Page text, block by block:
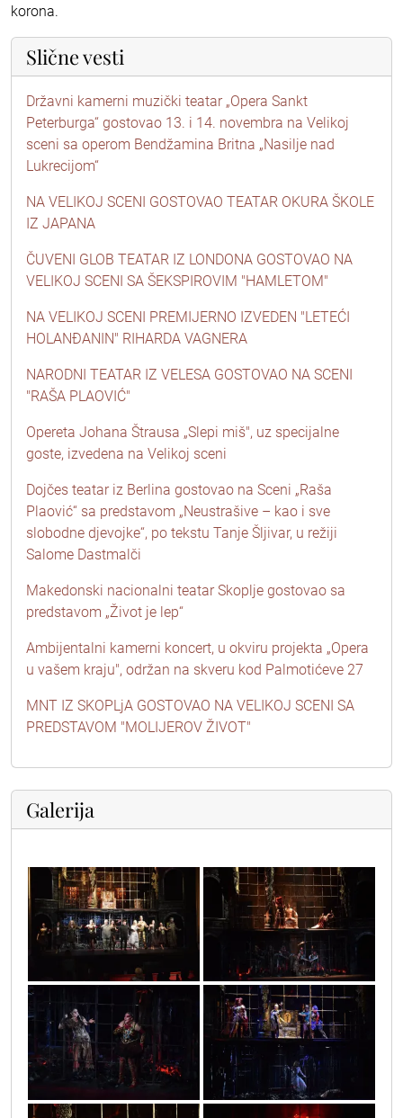
korona.
Slične vesti
Državni kamerni muzički teatar „Opera Sankt
Peterburga“ gostovao 13. i 14. novembra na Velikoj
sceni sa operom Bendžamina Britna „Nasilje nad
Lukrecijom“
NA VELIKOJ SCENI GOSTOVAO TEATAR OKURA ŠKOLE
IZ JAPANA
ČUVENI GLOB TEATAR IZ LONDONA GOSTOVAO NA
VELIKOJ SCENI SA ŠEKSPIROVIM "HAMLETOM"
NA VELIKOJ SCENI PREMIJERNO IZVEDEN "LETEĆI
HOLANĐANIN" RIHARDA VAGNERA
NARODNI TEATAR IZ VELESA GOSTOVAO NA SCENI
"RAŠA PLAOVIĆ"
Opereta Johana Štrausa „Slepi miš", uz specijalne
goste, izvedena na Velikoj sceni
Dojčes teatar iz Berlina gostovao na Sceni „Raša
Plaović“ sa predstavom „Neustrašive – kao i sve
slobodne djevojke“, po tekstu Tanje Šljivar, u režiji
Salome Dastmalči
Makedonski nacionalni teatar Skoplje gostovao sa
predstavom „Život je lep“
Ambijentalni kamerni koncert, u okviru projekta „Opera
u vašem kraju", održan na skveru kod Palmotićeve 27
MNT IZ SKOPLjA GOSTOVAO NA VELIKOJ SCENI SA
PREDSTAVOM "MOLIJEROV ŽIVOT"
Galerija